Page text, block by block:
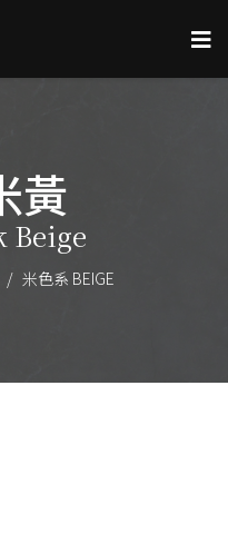
黃
Beige
米色系 BEIGE